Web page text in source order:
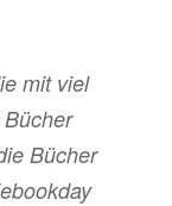
mit viel
Bücher